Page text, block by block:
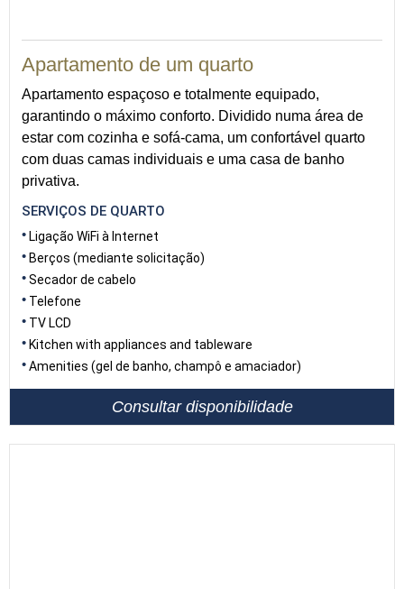
Apartamento de um quarto
Apartamento espaçoso e totalmente equipado,
garantindo o máximo conforto. Dividido numa área de
estar com cozinha e sofá-cama, um confortável quarto
com duas camas individuais e uma casa de banho
privativa.
SERVIÇOS DE QUARTO
Ligação WiFi à Internet
Berços (mediante solicitação)
Secador de cabelo
Telefone
TV LCD
Kitchen with appliances and tableware
Amenities (gel de banho, champô e amaciador)
Consultar disponibilidade